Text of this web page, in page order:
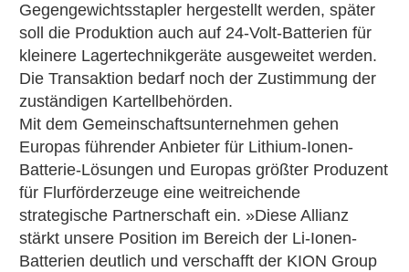
Gegengewichtsstapler hergestellt werden, später
soll die Produktion auch auf 24-Volt-Batterien für
kleinere Lagertechnikgeräte ausgeweitet werden.
Die Transaktion bedarf noch der Zustimmung der
zuständigen Kartellbehörden.
Mit dem Gemeinschaftsunternehmen gehen
Europas führender Anbieter für Lithium-Ionen-
Batterie-Lösungen und Europas größter Produzent
für Flurförderzeuge eine weitreichende
strategische Partnerschaft ein. »Diese Allianz
stärkt unsere Position im Bereich der Li-Ionen-
Batterien deutlich und verschafft der KION Group